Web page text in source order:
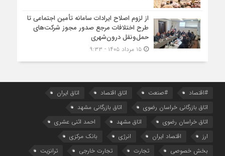
از لزوم اصلاح ایرادات سامانه تأمین اجتماعی تا
طرح اختلافات مرجع صدور مجوز شرکت‌های
حمل‌ونقل درون‌شهری
۱۵ مرداد ۱۴۰۵ - ۹:۳۳
#اقتصاد #صنعت اتاق اقتصاد
اتاق ایران
اتاق بازرگانی خراسان رضوی
اتاق بازرگانی مشهد
اتاق خراسان رضوی
اتاق مشهد
احمد اثنی عشری
ارز
اقتصاد ایران انرژی
بانک مرکزی
بخش خصوصی
تجارت تجارت خارجی
ترانزیت